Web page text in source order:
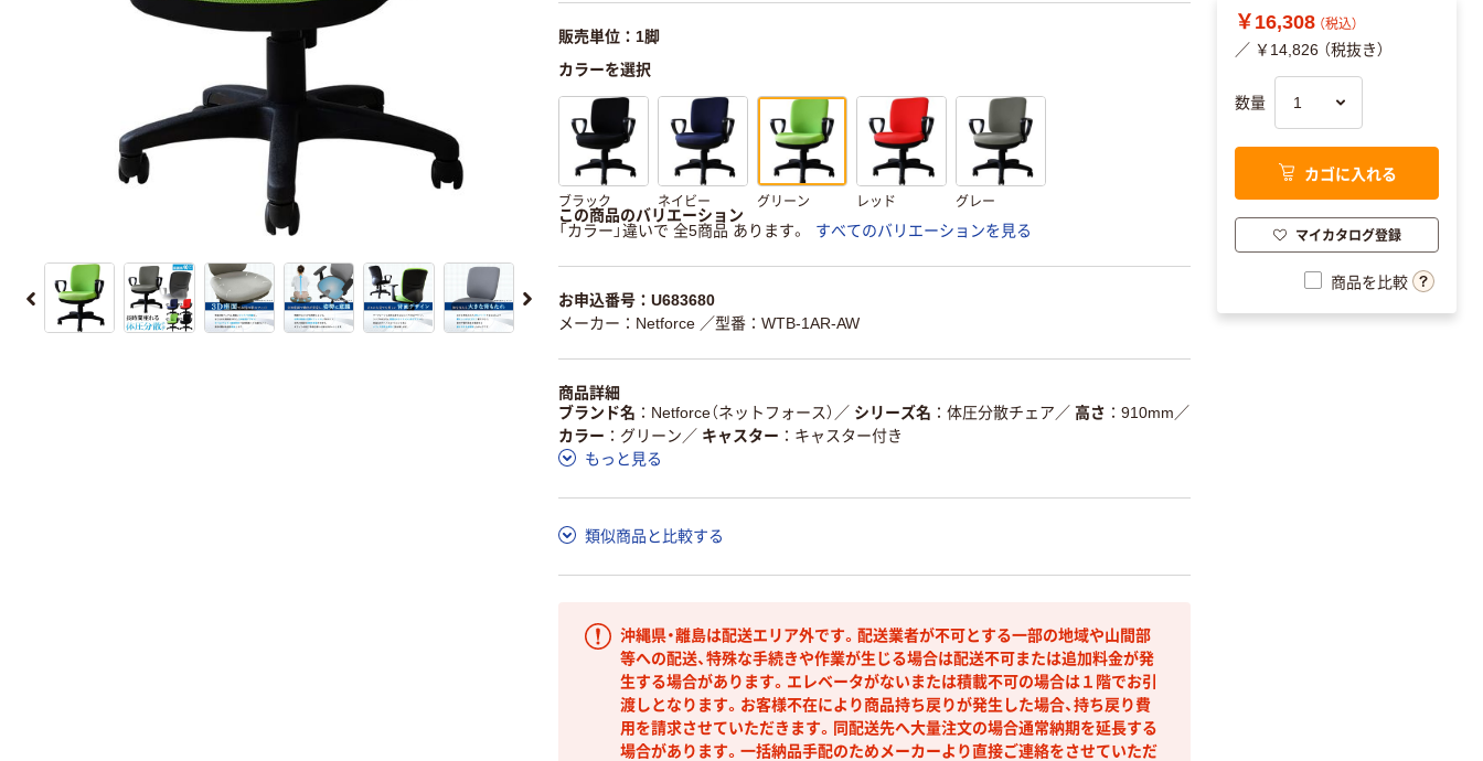
販売単位：1脚
カラーを選択
ブラック ネイビー グリーン レッド グレー
この商品のバリエーション
「カラー」違いで 全5商品 あります。
すべてのバリエーションを見る
お申込番号：U683680
メーカー：Netforce ／型番：WTB-1AR-AW
商品詳細
ブランド名
Netforce（ネットフォース） ／ シリーズ名 体圧分散チェア ／ 高さ 910mm ／
カラー
グリーン ／ キャスター
キャスター付き
もっと見る
類似商品と比較する
沖縄県・離島は配送エリア外です。配送業者が不可とする一部の地域や山間部
等への配送、特殊な手続きや作業が生じる場合は配送不可または追加料金が発
生する場合があります。エレベータがないまたは積載不可の場合は１階でお引
渡しとなります。お客様不在により商品持ち戻りが発生した場合、持ち戻り費
用を請求させていただきます。同配送先へ大量注文の場合通常納期を延長する
場合があります。一括納品手配のためメーカーより直接ご連絡をさせていただ
￥16,308 （税込）
／ ￥14,826 （税抜き）
数量
カゴに入れる
マイカタログ登録
商品を比較